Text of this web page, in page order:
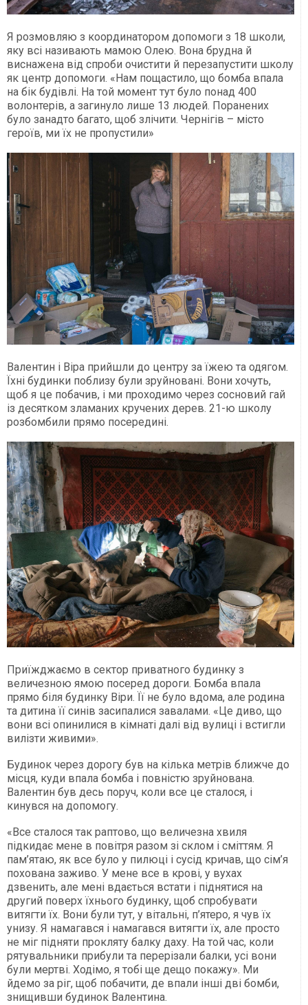
Я розмовляю з координатором допомоги з 18 школи,
яку всі називають мамою Олею. Вона брудна й
виснажена від спроби очистити й перезапустити школу
як центр допомоги. «Нам пощастило, що бомба впала
на бік будівлі. На той момент тут було понад 400
волонтерів, а загинуло лише 13 людей. Поранених
було занадто багато, щоб злічити. Чернігів – місто
героїв, ми їх не пропустили»
Валентин і Віра прийшли до центру за їжею та одягом.
Їхні будинки поблизу були зруйновані. Вони хочуть,
щоб я це побачив, і ми проходимо через сосновий гай
із десятком зламаних кручених дерев. 21-ю школу
розбомбили прямо посередині.
Приїжджаємо в сектор приватного будинку з
величезною ямою посеред дороги. Бомба впала
прямо біля будинку Віри. Її не було вдома, але родина
та дитина її синів засипалися завалами. «Це диво, що
вони всі опинилися в кімнаті далі від вулиці і встигли
вилізти живими».
Будинок через дорогу був на кілька метрів ближче до
місця, куди впала бомба і повністю зруйнована.
Валентин був десь поруч, коли все це сталося, і
кинувся на допомогу.
«Все сталося так раптово, що величезна хвиля
підкидає мене в повітря разом зі склом і сміттям. Я
пам’ятаю, як все було у пилюці і сусід кричав, що сім’я
похована заживо. У мене все в крові, у вухах
дзвенить, але мені вдається встати і піднятися на
другий поверх їхнього будинку, щоб спробувати
витягти їх. Вони були тут, у вітальні, п’ятеро, я чув їх
унизу. Я намагався і намагався витягти їх, але просто
не міг підняти прокляту балку даху. На той час, коли
рятувальники прибули та перерізали балки, усі вони
були мертві. Ходімо, я тобі ще дещо покажу». Ми
йдемо за ріг, щоб побачити, де впали інші дві бомби,
знищивши будинок Валентина.